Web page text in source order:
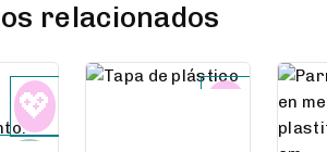
relacionados